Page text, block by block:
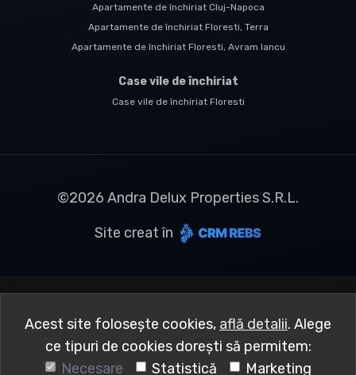
Apartamente de închiriat Cluj-Napoca
Apartamente de închiriat Floresti, Terra
Apartamente de închiriat Floresti, Avram Iancu
Case vile de închiriat
Case vile de închiriat Floresti
©2026 Andra Delux Properties S.R.L.
Site creat în
Acest site folosește cookies, află detalii. Alege
ce tipuri de cookies dorești să permitem:
Necesare
Statistică Marketing